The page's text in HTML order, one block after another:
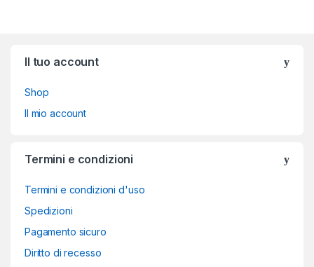
Il tuo account
Shop
Il mio account
Termini e condizioni
Termini e condizioni d'uso
Spedizioni
Pagamento sicuro
Diritto di recesso